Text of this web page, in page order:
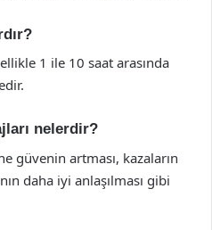
1 ile 10 saat arasında
nelerdir?
güvenin artması, kazaların
daha iyi anlaşılması gibi